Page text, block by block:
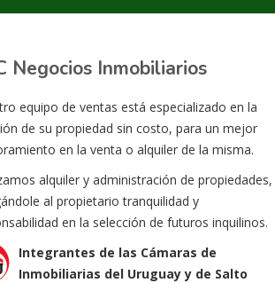
Negocios Inmobiliarios
equipo de ventas está especializado en la
de su propiedad sin costo, para un mejor
en la venta o alquiler de la misma.
alquiler y administración de propiedades,
al propietario tranquilidad y
en la selección de futuros inquilinos.
Integrantes de las Cámaras de
Inmobiliarias del Uruguay y de Salto